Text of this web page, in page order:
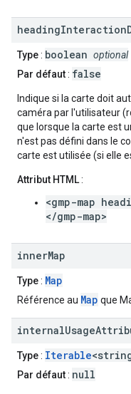
headingInteraction
Type: boolean optional
Par défaut: false
Indique si la carte doit
caméra par l'utilisateur
que lorsque la carte est
n'est pas défini dans le
carte est utilisée (si elle
Attribut HTML:
<gmp-map
</gmp-map>
innerMap
Type: Map
Référence au Map que
internalUsage
Type: Iterable
Par défaut: null